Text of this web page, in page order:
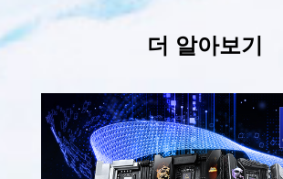
더 알아보기